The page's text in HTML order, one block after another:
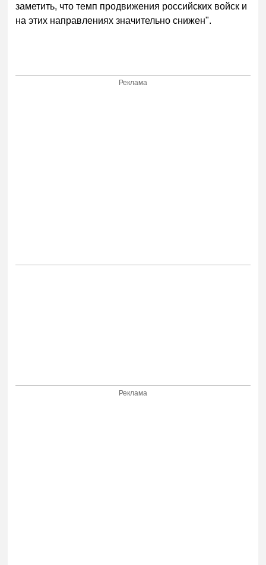
заметить, что темп продвижения российских войск и
на этих направлениях значительно снижен".
Реклама
Реклама